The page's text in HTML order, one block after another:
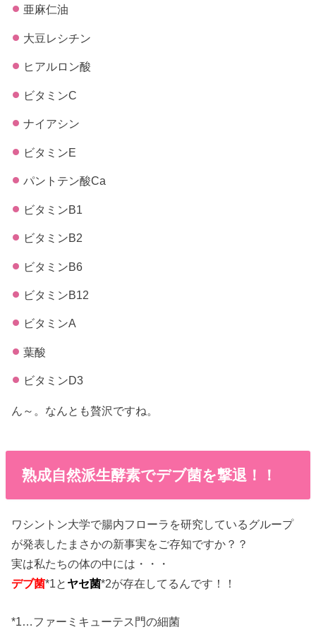
亜麻仁油
大豆レシチン
ヒアルロン酸
ビタミンC
ナイアシン
ビタミンE
パントテン酸Ca
ビタミンB1
ビタミンB2
ビタミンB6
ビタミンB12
ビタミンA
葉酸
ビタミンD3
ん～。なんとも贅沢ですね。
熟成自然派生酵素でデブ菌を撃退！！
ワシントン大学で腸内フローラを研究しているグループ
が発表したまさかの新事実をご存知ですか？？
実は私たちの体の中には・・・
デブ菌*1と ヤセ菌*2が存在してるんです！！
*1…ファーミキューテス門の細菌